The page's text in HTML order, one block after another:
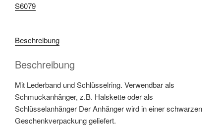
S6079
Beschreibung
Beschreibung
Mit Lederband und Schlüsselring. Verwendbar als
Schmuckanhänger, z.B. Halskette oder als
Schlüsselanhänger Der Anhänger wird in einer schwarzen
Geschenkverpackung geliefert.